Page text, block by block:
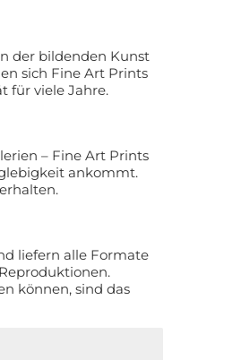
der bildenden Kunst
sich Fine Art Prints
für viele Jahre.
– Fine Art Prints
ankommt.
liefern alle Formate
können, sind das